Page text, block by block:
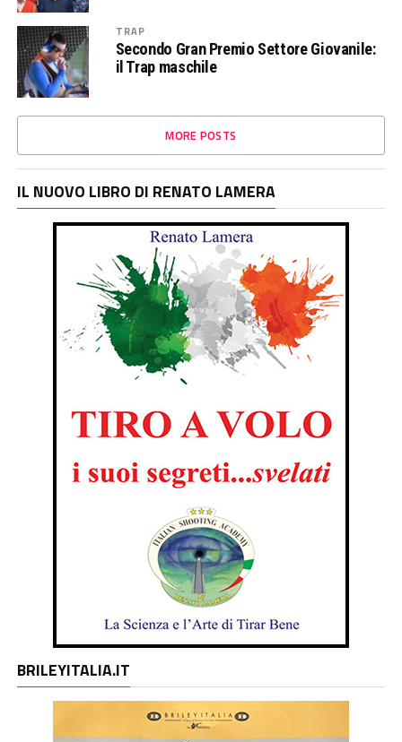
TRAP
Secondo Gran Premio Settore Giovanile:
il Trap maschile
MORE POSTS
IL NUOVO LIBRO DI RENATO LAMERA
BRILEYITALIA.IT